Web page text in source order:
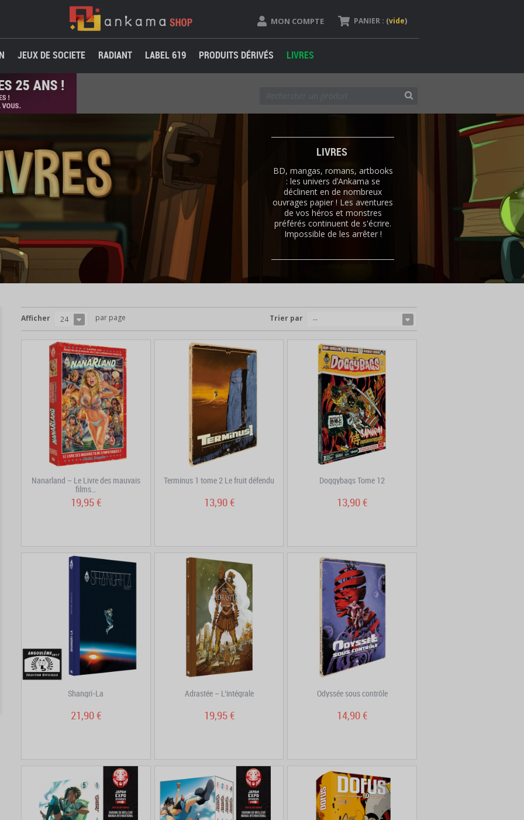
PANIER : (vide)
MON COMPTE
JEUX DE SOCIETE RADIANT LABEL 619 PRODUITS DÉRIVÉS LIVRES
LIVRES
BD, mangas, romans, artbooks
: les univers d’Ankama se
déclinent en de nombreux
ouvrages papier ! Les aventures
de vos héros et monstres
préférés continuent de s'écrire.
Impossible de les arrêter !
Trier par --
Afficher 24 par page
Nanarland – Le Livre des mauvais
films...
19,95 €
Terminus 1 tome 2 Le fruit défendu
13,90 €
Doggybags Tome 12
13,90 €
Shangri-La
21,90 €
Adrastée – L’intégrale
19,95 €
Odyssée sous contrôle
14,90 €